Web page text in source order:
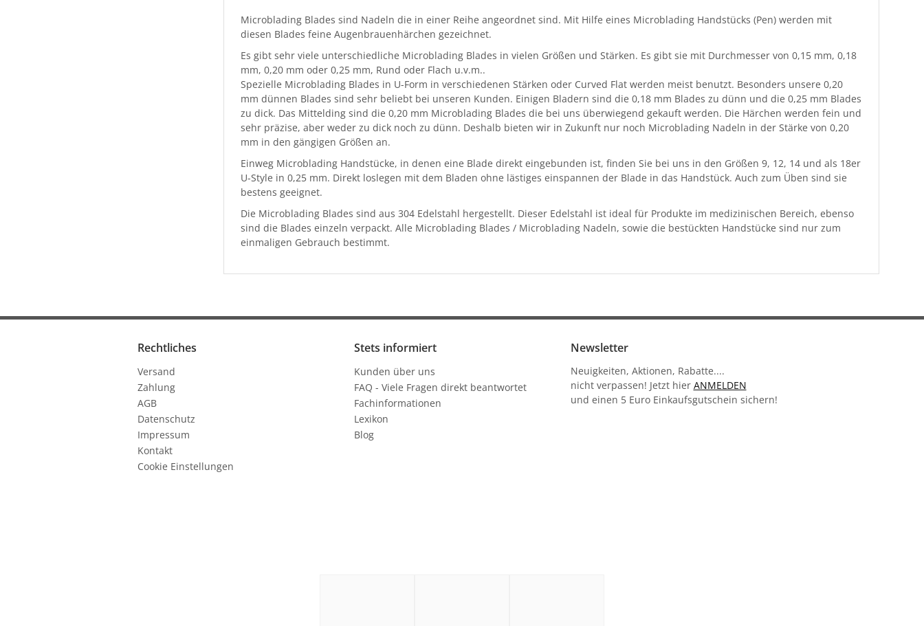
Microblading Blades sind Nadeln die in einer Reihe angeordnet sind. Mit Hilfe eines Microblading Handstücks (Pen) werden mit
diesen Blades feine Augenbrauenhärchen gezeichnet.
Es gibt sehr viele unterschiedliche Microblading Blades in vielen Größen und Stärken. Es gibt sie mit Durchmesser von 0,15 mm, 0,18
mm, 0,20 mm oder 0,25 mm, Rund oder Flach u.v.m..
Spezielle Microblading Blades in U-Form in verschiedenen Stärken oder Curved Flat werden meist benutzt. Besonders unsere 0,20
mm dünnen Blades sind sehr beliebt bei unseren Kunden. Einigen Bladern sind die 0,18 mm Blades zu dünn und die 0,25 mm Blades
zu dick. Das Mittelding sind die 0,20 mm Microblading Blades die bei uns überwiegend gekauft werden. Die Härchen werden fein und
sehr präzise, aber weder zu dick noch zu dünn. Deshalb bieten wir in Zukunft nur noch Microblading Nadeln in der Stärke von 0,20
mm in den gängigen Größen an.
Einweg Microblading Handstücke, in denen eine Blade direkt eingebunden ist, finden Sie bei uns in den Größen 9, 12, 14 und als 18er
U-Style in 0,25 mm. Direkt loslegen mit dem Bladen ohne lästiges einspannen der Blade in das Handstück. Auch zum Üben sind sie
bestens geeignet.
Die Microblading Blades sind aus 304 Edelstahl hergestellt. Dieser Edelstahl ist ideal für Produkte im medizinischen Bereich, ebenso
sind die Blades einzeln verpackt. Alle Microblading Blades / Microblading Nadeln, sowie die bestückten Handstücke sind nur zum
einmaligen Gebrauch bestimmt.
Rechtliches
Versand
Zahlung
AGB
Datenschutz
Impressum
Kontakt
Cookie Einstellungen
Stets informiert
Kunden über uns
FAQ - Viele Fragen direkt beantwortet
Fachinformationen
Lexikon
Blog
Newsletter
Neuigkeiten, Aktionen, Rabatte....
nicht verpassen! Jetzt hier ANMELDEN
und einen 5 Euro Einkaufsgutschein sichern!